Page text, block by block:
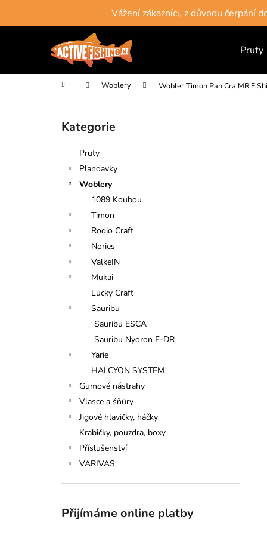
obsah
Vážení zákazníci, z důvodu čerpání
Pruty
Domů Woblery Wobler Timon PaniCra MR F
Přeskočit
kategorie
Kategorie
Pruty
Plandavky
Woblery
1089 Koubou
Timon
Rodio Craft
Nories
ValkeIN
Mukai
Lucky Craft
Sauribu
Sauribu ESCA
Sauribu Nyoron F-DR
Yarie
HALCYON SYSTEM
Gumové nástrahy
Vlasce a šňůry
Jigové hlavičky, háčky
Krabičky, pouzdra, boxy
Příslušenství
VARIVAS
Přijímáme online platby
o
k
Zpět
Zpět